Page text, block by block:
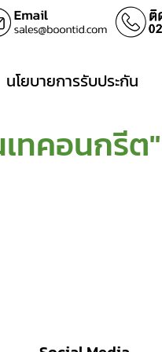
นโยบายการรับประกัน
ทคอนกรีต"